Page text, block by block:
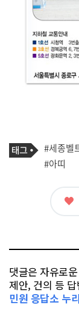
기
사
관
련
태
그
#세종벨
#아띠
댓글은 자유로
제안, 건의 등
민원 응답소 누